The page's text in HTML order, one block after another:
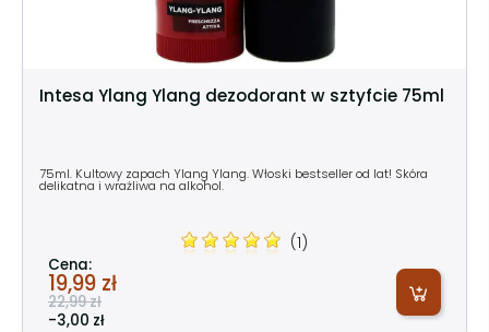
Intesa Ylang Ylang dezodorant w sztyfcie 75ml
75ml. Kultowy zapach Ylang Ylang. Włoski bestseller od lat! Skóra
delikatna i wrażliwa na alkohol.
(1)
Cena:
19,99 zł
22,99 zł
-3,00 zł